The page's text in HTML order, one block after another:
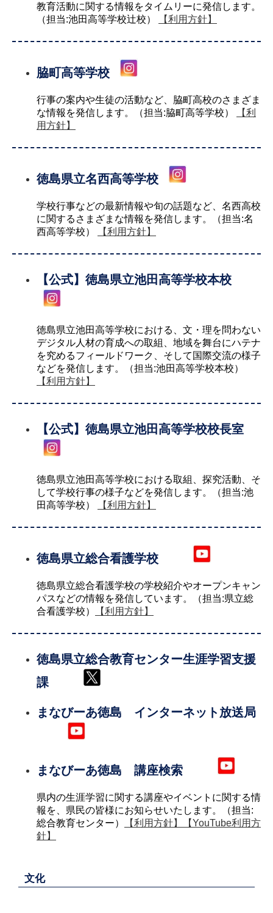
教育活動に関する情報をタイムリーに発信します。
（担当:池田高等学校辻校）
【利用方針】
脇町高等学校
行事の案内や生徒の活動など、脇町高校のさまざま
な情報を発信します。（担当:脇町高等学校）
【利
用方針】
徳島県立名西高等学校
学校行事などの最新情報や旬の話題など、名西高校
に関するさまざまな情報を発信します。（担当:名
西高等学校）
【利用方針】
【公式】徳島県立池田高等学校本校
徳島県立池田高等学校における、文・理を問わない
デジタル人材の育成への取組、地域を舞台にハテナ
を究めるフィールドワーク、そして国際交流の様子
などを発信します。（担当:池田高等学校本校）
【利用方針】
【公式】徳島県立池田高等学校校長室
徳島県立池田高等学校における取組、探究活動、そ
して学校行事の様子などを発信します。（担当:池
田高等学校）
【利用方針】
徳島県立総合看護学校
徳島県立総合看護学校の学校紹介やオープンキャン
パスなどの情報を発信しています。（担当:県立総
合看護学校）
【利用方針】
徳島県立総合教育センター生涯学習支援
課
まなびーあ徳島 インターネット放送局
まなびーあ徳島 講座検索
県内の生涯学習に関する講座やイベントに関する情
報を、県民の皆様にお知らせいたします。（担当:
総合教育センター）
【利用方針】
【YouTube利用方
針】
文化